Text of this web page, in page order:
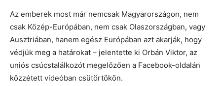
Az emberek most már nemcsak Magyarországon, nem
csak Közép-Európában, nem csak Olaszországban, vagy
Ausztriában, hanem egész Európában azt akarják, hogy
védjük meg a határokat – jelentette ki Orbán Viktor, az
uniós csúcstalálkozót megelőzően a Facebook-oldalán
közzétett videóban csütörtökön.